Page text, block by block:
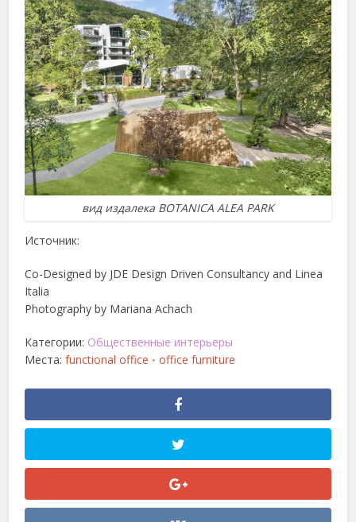
вид издалека BOTANICA ALEA PARK
Источник:
Co-Designed by JDE Design Driven Consultancy and Linea
Italia
Photography by Mariana Achach
Категории: Общественные интерьеры
Места:functional office • office furniture